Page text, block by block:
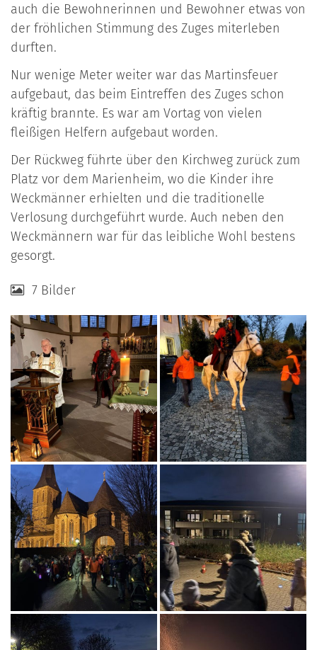
auch die Bewohnerinnen und Bewohner etwas von
der fröhlichen Stimmung des Zuges miterleben
durften.
Nur wenige Meter weiter war das Martinsfeuer
aufgebaut, das beim Eintreffen des Zuges schon
kräftig brannte. Es war am Vortag von vielen
fleißigen Helfern aufgebaut worden.
Der Rückweg führte über den Kirchweg zurück zum
Platz vor dem Marienheim, wo die Kinder ihre
Weckmänner erhielten und die traditionelle
Verlosung durchgeführt wurde. Auch neben den
Weckmännern war für das leibliche Wohl bestens
gesorgt.
7 Bilder